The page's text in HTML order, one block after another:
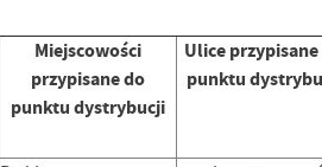
Miejscowości
przypisane do
punktu dystrybucji
Ulice
punktu